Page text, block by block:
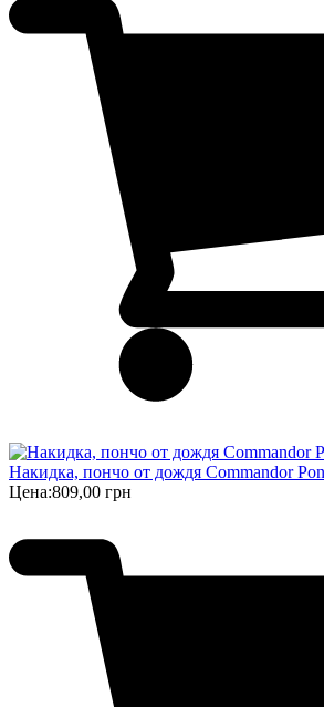
Накидка, пончо от дождя Commandor
Цена:809,00 грн